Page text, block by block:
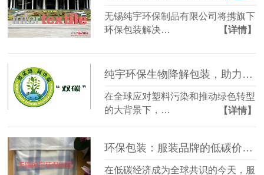
无锡纯宇环保制品有限公司将携旗下
环保包装解决…
【详情】
纯宇环保生物降解包装，助力低碳生活新时尚
在全球应对塑料污染和推动绿色转型
的大背景下，…
【详情】
环保包装：服装品牌的低碳价值新名片
在低碳经济成为全球共识的今天，服